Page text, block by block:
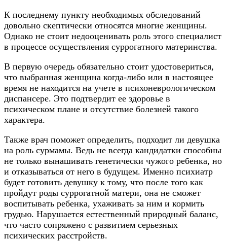
К последнему пункту необходимых обследований
довольно скептически относятся многие женщины.
Однако не стоит недооценивать роль этого специалист
в процессе осуществления суррогатного материнства.
В первую очередь обязательно стоит удостовериться,
что выбранная женщина когда-либо или в настоящее
время не находится на учете в психоневрологическом
диспансере. Это подтвердит ее здоровье в
психическом плане и отсутствие болезней такого
характера.
Также врач поможет определить, подходит ли девушка
на роль сурмамы. Ведь не всегда кандидатки способны
не только вынашивать генетически чужого ребенка, но
и отказываться от него в будущем. Именно психиатр
будет готовить девушку к тому, что после того как
пройдут роды суррогатной матери, она не сможет
воспитывать ребенка, ухаживать за ним и кормить
грудью. Нарушается естественный природный баланс,
что часто сопряжено с развитием серьезных
психических расстройств.